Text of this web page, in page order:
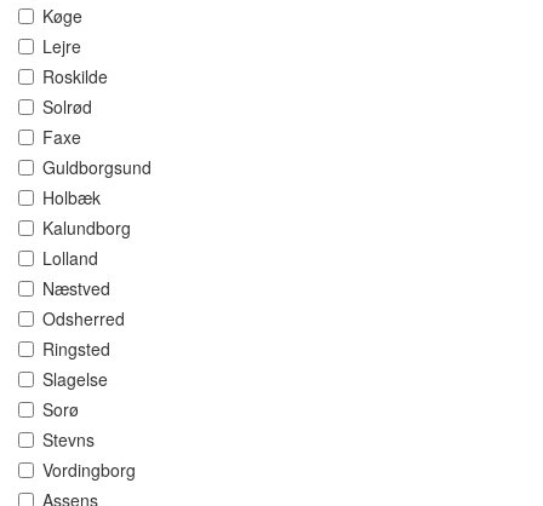
Køge
Lejre
Roskilde
Solrød
Faxe
Guldborgsund
Holbæk
Kalundborg
Lolland
Næstved
Odsherred
Ringsted
Slagelse
Sorø
Stevns
Vordingborg
Assens